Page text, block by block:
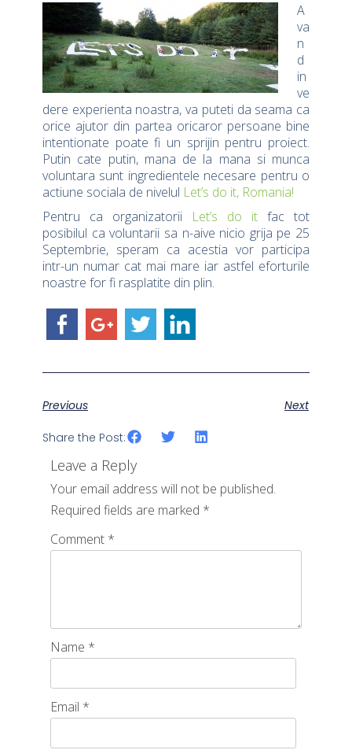
A
va
n
d
in
ve
dere experienta noastra, va puteti da seama ca
orice ajutor din partea oricaror persoane bine
intentionate poate fi un sprijin pentru proiect.
Putin cate putin, mana de la mana si munca
voluntara sunt ingredientele necesare pentru o
actiune sociala de nivelul Let’s do it, Romania!
Pentru ca organizatorii Let’s do it fac tot
posibilul ca voluntarii sa n-aive nicio grija pe 25
Septembrie, speram ca acestia vor participa
intr-un numar cat mai mare iar astfel eforturile
noastre for fi rasplatite din plin.
Previous Next
Share the Post:
Leave a Reply
Your email address will not be published.
Required fields are marked *
Comment *
Name *
Email *